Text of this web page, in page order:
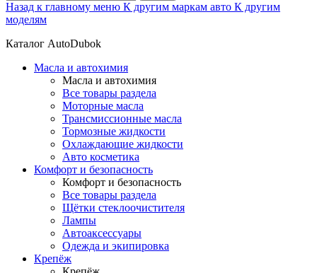
Назад к главному меню К другим маркам авто К другим
моделям
Каталог AutoDubok
Масла и автохимия
Масла и автохимия
Все товары раздела
Моторные масла
Трансмиссионные масла
Тормозные жидкости
Охлаждающие жидкости
Авто косметика
Комфорт и безопасность
Комфорт и безопасность
Все товары раздела
Щётки стеклоочистителя
Лампы
Автоаксессуары
Одежда и экипировка
Крепёж